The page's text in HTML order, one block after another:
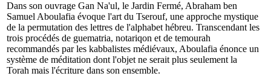
Dans son ouvrage Gan Na'ul, le Jardin Fermé, Abraham ben
Samuel Aboulafia évoque l'art du Tserouf, une approche mystique
de la permutation des lettres de l'alphabet hébreu. Transcendant les
trois procédés de guematria, notariqon et de temourah
recommandés par les kabbalistes médiévaux, Aboulafia énonce un
système de méditation dont l'objet ne serait plus seulement la
Torah mais l'écriture dans son ensemble.